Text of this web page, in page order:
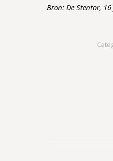
Bron: De Stentor,